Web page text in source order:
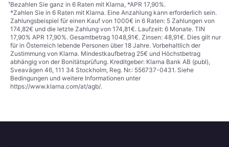
¹Bezahlen Sie ganz in 6 Raten mit Klarna, *APR 17,90%.
*Zahlen Sie in 6 Raten mit Klarna. Eine Anzahlung kann erforderlich sein.
Zahlungsbeispiel für einen Kauf von 1000€ in 6 Raten: 5 Zahlungen von
174,82€ und die letzte Zahlung von 174,81€. Laufzeit: 6 Monate. TIN
17,90% APR 17,90%. Gesamtbetrag 1048,91€. Zinsen: 48,91€. Dies gilt nur
für in Österreich lebende Personen über 18 Jahre. Vorbehaltlich der
Zustimmung von Klarna. Mindestkaufbetrag 25€ und Höchstbetrag
abhängig von der Bonitätsprüfung. Kreditgeber: Klarna Bank AB (publ),
Sveavägen 46, 111 34 Stockholm, Reg. Nr.: 556737-0431. Siehe
Bedingungen und weitere Informationen unter
https://www.klarna.com/at/agb/.